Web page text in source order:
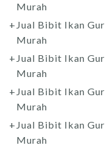
Murah
Jual Bibit Ikan
Murah
Jual Bibit Ikan
Murah
Jual Bibit Ikan
Murah
Jual Bibit Ikan
Murah